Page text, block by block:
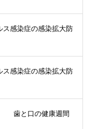
ス感染症の感染拡大防
ス感染症の感染拡大防
) 歯と口の健康週間